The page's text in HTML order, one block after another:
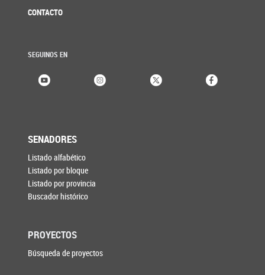
CONTACTO
SEGUINOS EN
SENADORES
Listado alfabético
Listado por bloque
Listado por provincia
Buscador histórico
PROYECTOS
Búsqueda de proyectos